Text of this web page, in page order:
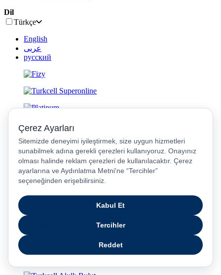
Dil
Türkçe
English
عربى
русский